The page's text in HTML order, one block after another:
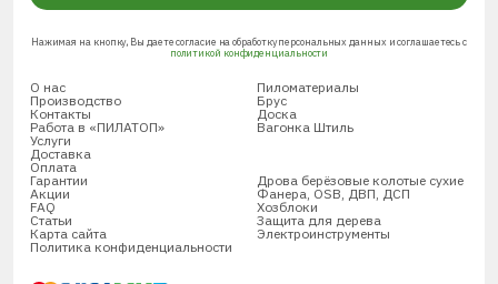
Нажимая на кнопку, Вы даете согласие на обработку персональных данных и соглашаетесь с
политикой конфиденциальности
О нас
Производство
Контакты
Работа в «ПИЛАТОП»
Услуги
Доставка
Оплата
Гарантии
Акции
FAQ
Статьи
Карта сайта
Политика конфиденциальности
Пиломатериалы
Брус
Доска
Вагонка Штиль
Дрова берёзовые колотые сухие
Фанера, OSB, ДВП, ДСП
Хозблоки
Защита для дерева
Электроинструменты